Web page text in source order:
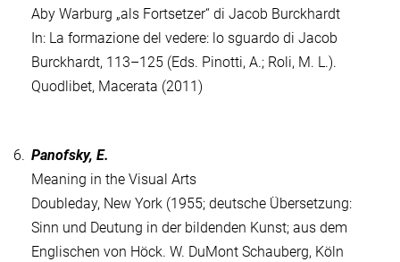
Aby Warburg „als Fortsetzer“ di Jacob Burckhardt
In: La formazione del vedere: lo sguardo di Jacob
Burckhardt, 113–125 (Eds. Pinotti, A.; Roli, M. L.).
Quodlibet, Macerata (2011)
6. Panofsky, E.
Meaning in the Visual Arts
Doubleday, New York (1955; deutsche Übersetzung:
Sinn und Deutung in der bildenden Kunst; aus dem
Englischen von Höck. W. DuMont Schauberg, Köln